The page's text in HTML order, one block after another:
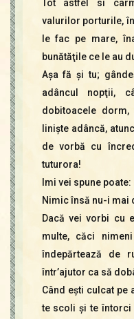
Tot astfel si
valurilor porturile,
le fac pe mare,
bunătăţile ce le au
Aşa fă şi tu;
adâncul nopţii,
dobitoacele
linişte adâncă,
de vorbă cu
tuturora!
Imi vei spune
Nimic însă nu-i mai
Dacă vei vorbi cu
multe, căci
îndepărtează de
într’ajutor ca să
Când eşti culcat pe
te scoli şi te întorci